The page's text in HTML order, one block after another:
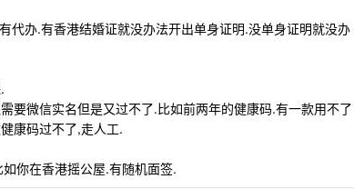
代办.有香港结婚证就没办法开出单身证明.没单身证明就没办
要微信实名但是又过不了.比如前两年的健康码.有一款用不了
康码过不了,走人工.
你在香港摇公屋.有随机面签.